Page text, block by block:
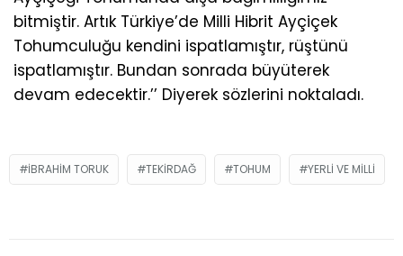
bitmiştir. Artık Türkiye’de Milli Hibrit Ayçiçek
Tohumculuğu kendini ispatlamıştır, rüştünü
ispatlamıştır. Bundan sonrada büyüterek
devam edecektir.’’ Diyerek sözlerini noktaladı.
IBRAHIM TORUK TEKIRDAĞ TOHUM YERLI VE MILLI